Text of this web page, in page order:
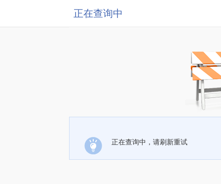
正在查询中
正在查询中，请刷新重试